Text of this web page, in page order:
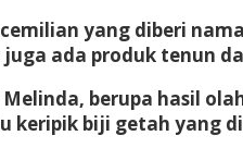
yang diberi
ada produk tenun
berupa hasil
keripik biji getah yang